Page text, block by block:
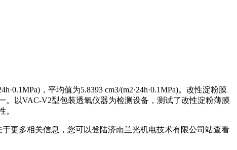
，平均值为5.8393 cm3/(m2·24h·0.1MPa)。改性淀粉膜
以VAC-V2型包装透氧仪器为检测设备，测试了改性淀粉薄膜
。
更多相关信息，您可以登陆济南兰光机电技术有限公司站查看